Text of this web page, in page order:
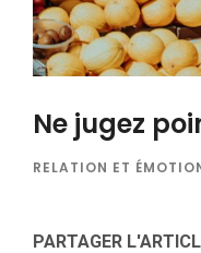
Ne jugez
RELATION ET
PARTAGER